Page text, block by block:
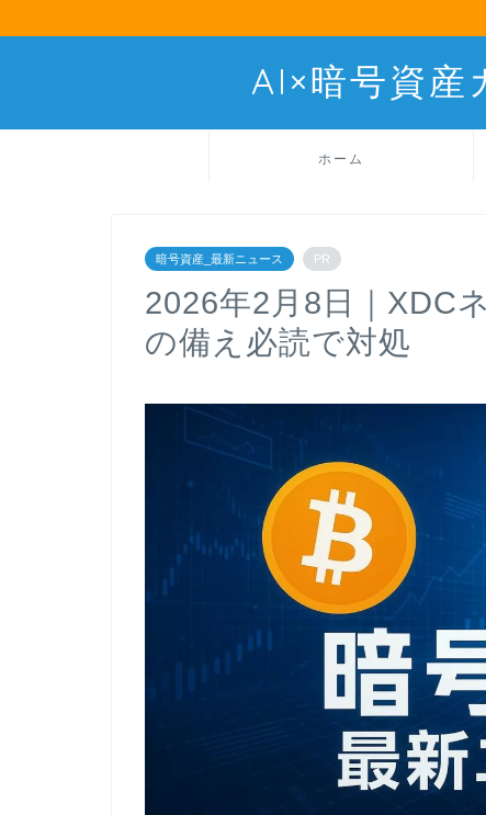
AI×暗号資産
ホーム
暗号資産_最新ニュース PR
2026年2月8日｜XDC
の備え必読で対処